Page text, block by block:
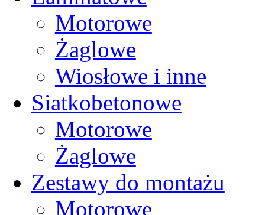
Motorowe
Żaglowe
Wiosłowe i inne
Siatkobetonowe
Motorowe
Żaglowe
Zestawy do montażu
Motorowe